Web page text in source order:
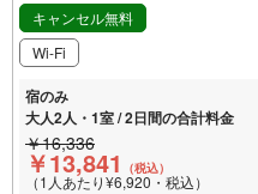
キャンセル無料
Wi-Fi
宿のみ
大人2人・1室 / 2日間の合計料金
￥16,336
￥13,841 （税込）
（1人あたり¥6,920・税込）